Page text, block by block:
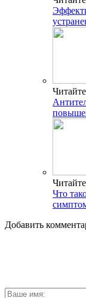
Что
Добавить